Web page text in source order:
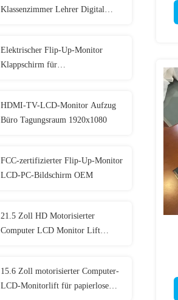
Klassenzimmer Lehrer Digital
Elektrischer Flip-Up-Monitor
Klappschirm für
HDMI-TV-LCD-Monitor Aufzug
Büro Tagungsraum 1920x1080
FCC-zertifizierter Flip-Up-Monitor
LCD-PC-Bildschirm OEM
21.5 Zoll HD Motorisierter
Computer LCD Monitor Lift
15.6 Zoll motorisierter Computer-
LCD-Monitorlift für papierlose